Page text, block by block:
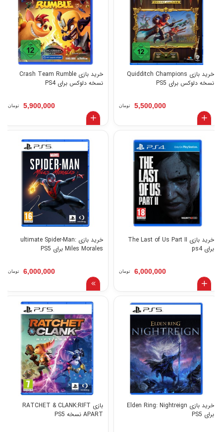
خرید بازی Quidditch Champions
نسخه دلوکس برای PS5
5,500,000 تومان
خرید بازی Crash Team Rumble
نسخه دلوکس برای PS4
5,900,000 تومان
خرید بازی The Last of Us Part II
برای ps4
6,000,000 تومان
خرید بازی ultimate Spider-Man:
Miles Morales برای PS5
6,000,000 تومان
خرید بازی Elden Ring: Nightreign
برای PS5
بازی RATCHET & CLANK:RIFT
APART نسخه PS5